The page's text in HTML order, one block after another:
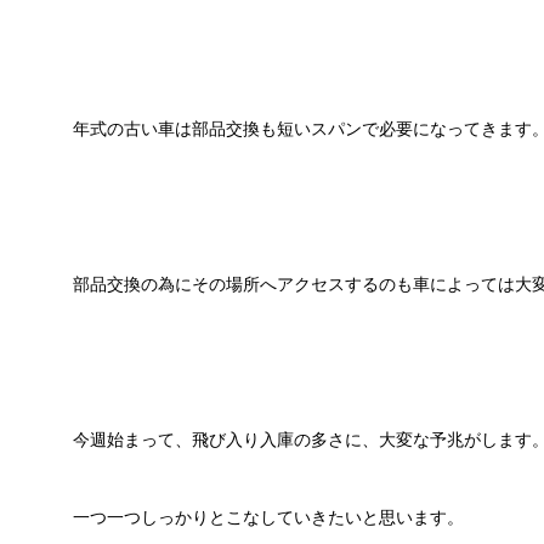
年式の古い車は部品交換も短いスパンで必要になってきます。
部品交換の為にその場所へアクセスするのも車によっては大
今週始まって、飛び入り入庫の多さに、大変な予兆がします。
一つ一つしっかりとこなしていきたいと思います。